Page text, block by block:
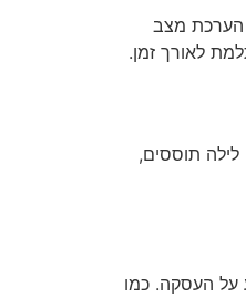
הערכת מצב
לאורך זמן.
תוססים,
על העסקה. כמו